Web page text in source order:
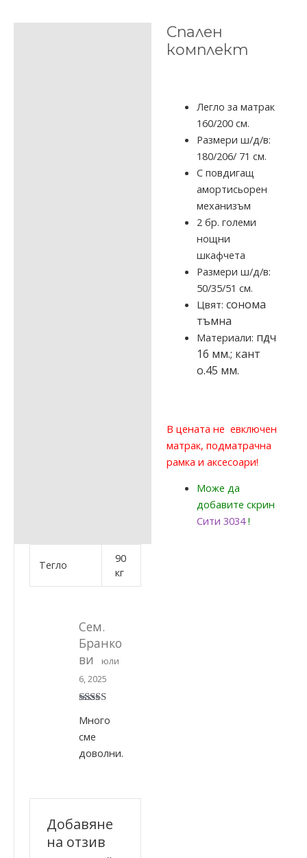
Спален
комплект
Легло за матрак
160/200 см.
Размери ш/д/в:
180/206/ 71 см.
С повдигащ
амортисьорен
механизъм
2 бр. големи
нощни
шкафчета
Размери ш/д/в:
50/35/51 см.
Цвят: сонома
тъмна
Материали: пдч
16 мм.; кант
о.45 мм.
В цената не евключен
матрак, подматрачна
рамка и аксесоари!
Може да
добавите скрин
Сити 3034 !
Тегло
90
кг
5от 5
Сем.
Бранко
ви
юли
6, 2025
Много
сме
доволни.
Добавяне
на отзив